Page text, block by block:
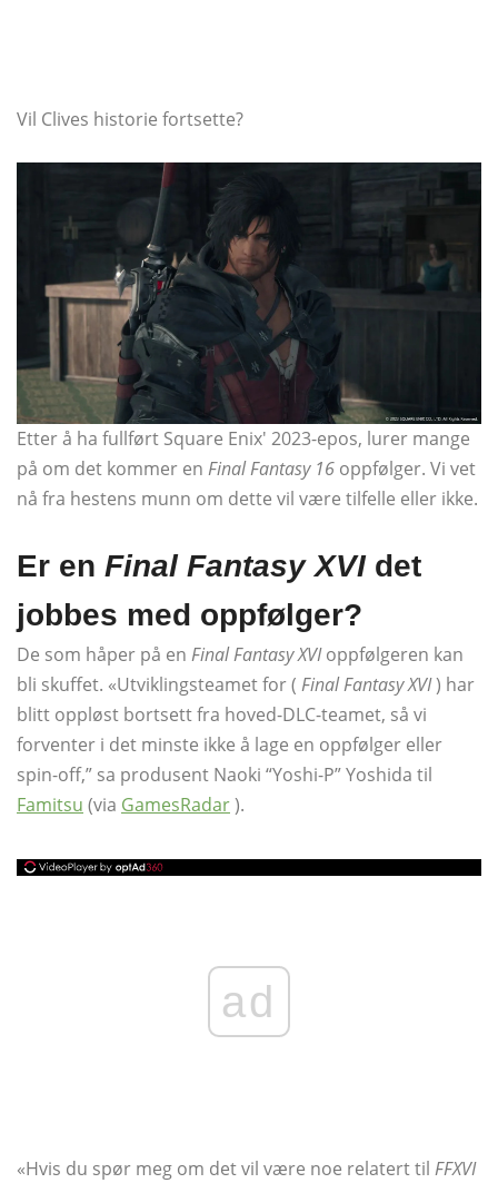
Vil Clives historie fortsette?
Etter å ha fullført Square Enix' 2023-epos, lurer mange
på om det kommer en Final Fantasy 16 oppfølger. Vi vet
nå fra hestens munn om dette vil være tilfelle eller ikke.
Er en Final Fantasy XVIdet
jobbes med oppfølger?
De som håper på en Final Fantasy XVIoppfølgeren kan
bli skuffet. «Utviklingsteamet for ( Final Fantasy XVI) har
blitt oppløst bortsett fra hoved-DLC-teamet, så vi
forventer i det minste ikke å lage en oppfølger eller
spin-off,” sa produsent Naoki “Yoshi-P” Yoshida til
Famitsu (via GamesRadar).
ad
«Hvis du spør meg om det vil være noe relatert til FFXVI